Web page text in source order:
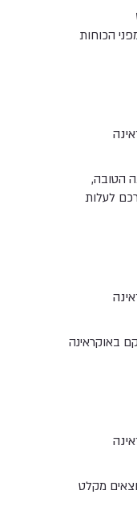
הכוחות
הטובה,
לעלות
באוקראינה
מקלט